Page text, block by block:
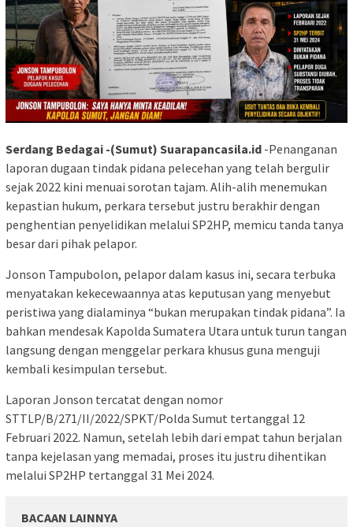
Serdang Bedagai -(Sumut) Suarapancasila.id -Penanganan
laporan dugaan tindak pidana pelecehan yang telah bergulir
sejak 2022 kini menuai sorotan tajam. Alih-alih menemukan
kepastian hukum, perkara tersebut justru berakhir dengan
penghentian penyelidikan melalui SP2HP, memicu tanda tanya
besar dari pihak pelapor.
Jonson Tampubolon, pelapor dalam kasus ini, secara terbuka
menyatakan kekecewaannya atas keputusan yang menyebut
peristiwa yang dialaminya “bukan merupakan tindak pidana”. Ia
bahkan mendesak Kapolda Sumatera Utara untuk turun tangan
langsung dengan menggelar perkara khusus guna menguji
kembali kesimpulan tersebut.
‎Laporan Jonson tercatat dengan nomor
STTLP/B/271/II/2022/SPKT/Polda Sumut tertanggal 12
Februari 2022. Namun, setelah lebih dari empat tahun berjalan
tanpa kejelasan yang memadai, proses itu justru dihentikan
melalui SP2HP tertanggal 31 Mei 2024.
BACAAN LAINNYA